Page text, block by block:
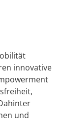
innovative
und